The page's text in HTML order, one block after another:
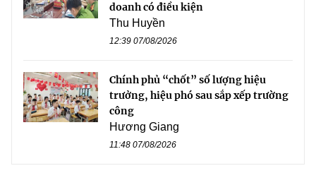
doanh có điều kiện
Thu Huyền
12:39 07/08/2026
Chính phủ “chốt” số lượng hiệu
trưởng, hiệu phó sau sắp xếp trường
công
Hương Giang
11:48 07/08/2026